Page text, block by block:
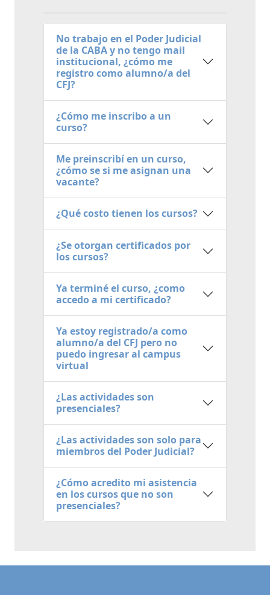
No trabajo en el Poder Judicial
de la CABA y no tengo mail
institucional, ¿cómo me
registro como alumno/a del
CFJ?
¿Cómo me inscribo a un
curso?
Me preinscribí en un curso,
¿cómo se si me asignan una
vacante?
¿Qué costo tienen los cursos?
¿Se otorgan certificados por
los cursos?
Ya terminé el curso, ¿como
accedo a mi certificado?
Ya estoy registrado/a como
alumno/a del CFJ pero no
puedo ingresar al campus
virtual
¿Las actividades son
presenciales?
¿Las actividades son solo para
miembros del Poder Judicial?
¿Cómo acredito mi asistencia
en los cursos que no son
presenciales?